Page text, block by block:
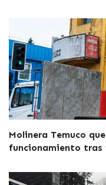
Molinera Temuco
funcionamiento tras